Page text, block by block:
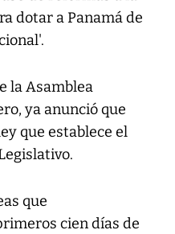
dotar a Panamá de
la Asamblea
ya anunció que
que establece el
que
cien días de